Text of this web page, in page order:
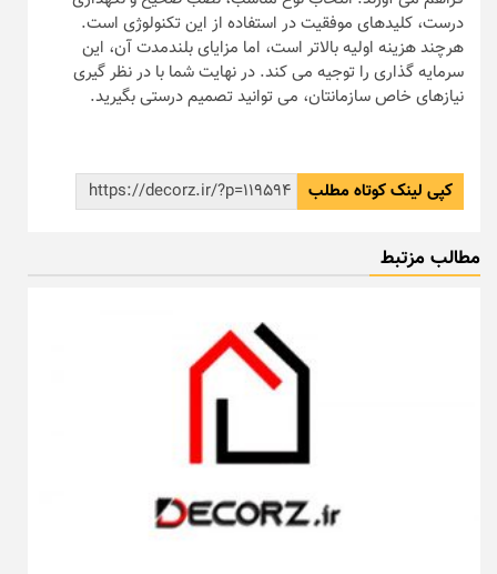
درست، کلیدهای موفقیت در استفاده از این تکنولوژی است.
هرچند هزینه اولیه بالاتر است، اما مزایای بلندمدت آن، این
سرمایه گذاری را توجیه می کند. در نهایت شما با در نظر گیری
نیازهای خاص سازمانتان، می توانید تصمیم درستی بگیرید.
کپی لینک کوتاه مطلب
مطالب مزتبط